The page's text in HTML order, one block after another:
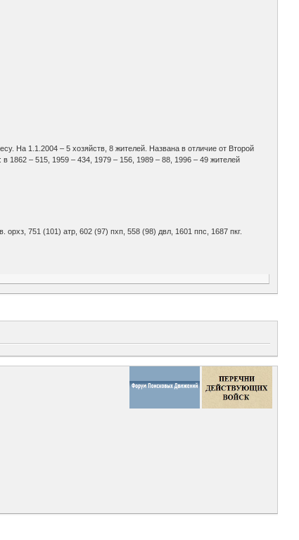
На 1.1.2004 – 5 хозяйств, 8 жителей. Названа в отличие от Второй
1862 – 515, 1959 – 434, 1979 – 156, 1989 – 88, 1996 – 49 жителей
орхз, 751 (101) атр, 602 (97) пхп, 558 (98) двл, 1601 ппс, 1687 пкг.